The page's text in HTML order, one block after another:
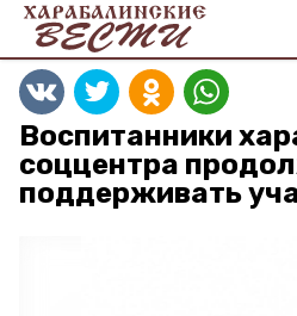
Воспитанники
соццентра
поддерживать